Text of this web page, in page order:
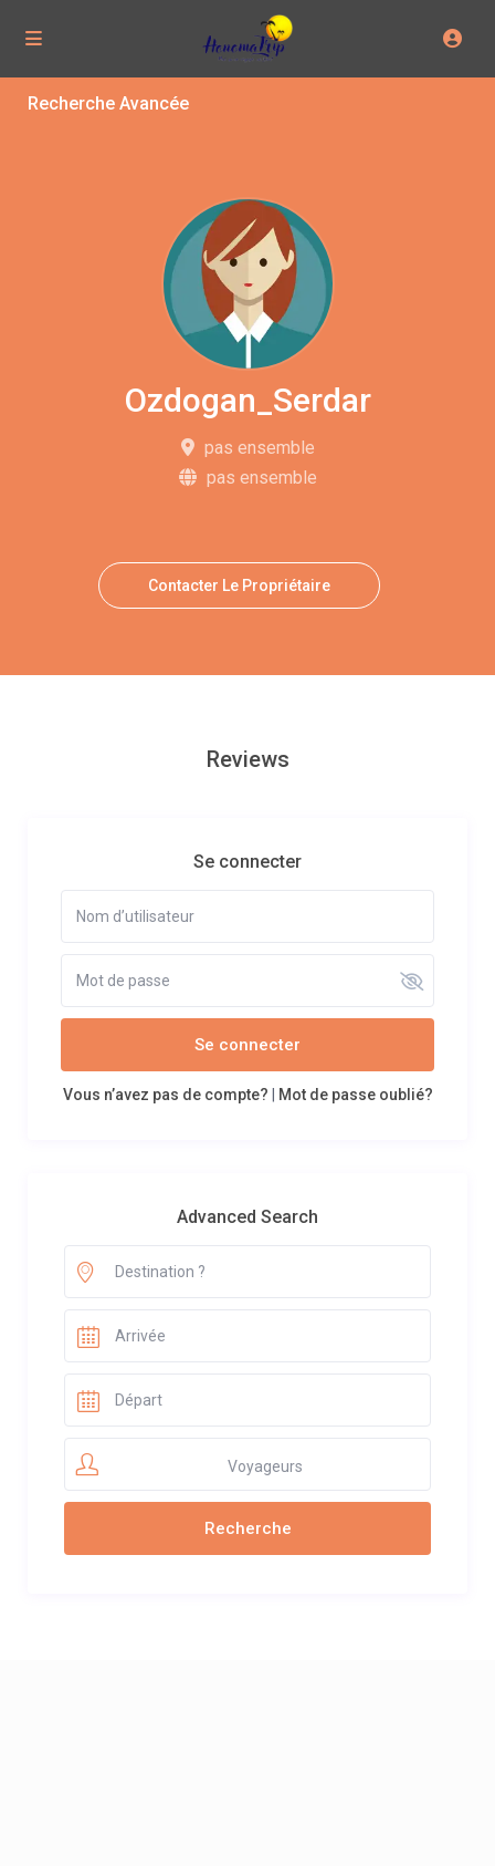
Recherche Avancée
Ozdogan_Serdar
pas ensemble
pas ensemble
Contacter Le Propriétaire
Reviews
Se connecter
Se connecter
Vous n’avez pas de compte? Mot de passe oublié?
Advanced Search
Voyageurs